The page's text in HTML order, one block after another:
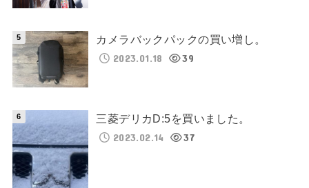
カメラバックパックの買い増し。
2023.01.18
39
三菱デリカD:5を買いました。
2023.02.14
37